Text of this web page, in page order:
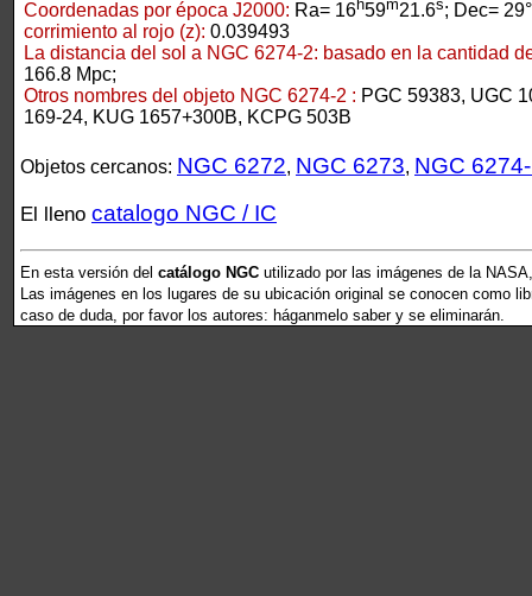
Coordenadas por época J2000: Ra= 16h59m21.6s; Dec=
corrimiento al rojo (z): 0.039493
La distancia del sol a NGC 6274-2: basado en la cantidad
166.8 Mpc;
Otros nombres del objeto NGC 6274-2 : PGC 59383, UGC
169-24, KUG 1657+300B, KCPG 503B
Objetos cercanos: NGC 6272, NGC 6273, NGC
El lleno catalogo NGC / IC
En esta versión del catálogo NGC utilizado por las imágenes de la
Las imágenes en los lugares de su ubicación original se conocen como
caso de duda, por favor los autores: háganmelo saber y se eliminarán.